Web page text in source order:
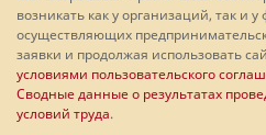
возникать как у организаций, так и
осуществляющих
заявки и продолжая использовать
условиями пользовательского
Сводные данные о результатах
условий труда.